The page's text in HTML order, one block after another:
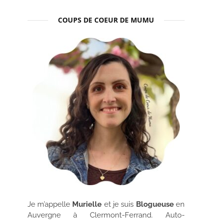
COUPS DE COEUR DE MUMU
Je m’appelle Murielle et je suis Blogueuseen
Auvergne à Clermont-Ferrand. Auto-